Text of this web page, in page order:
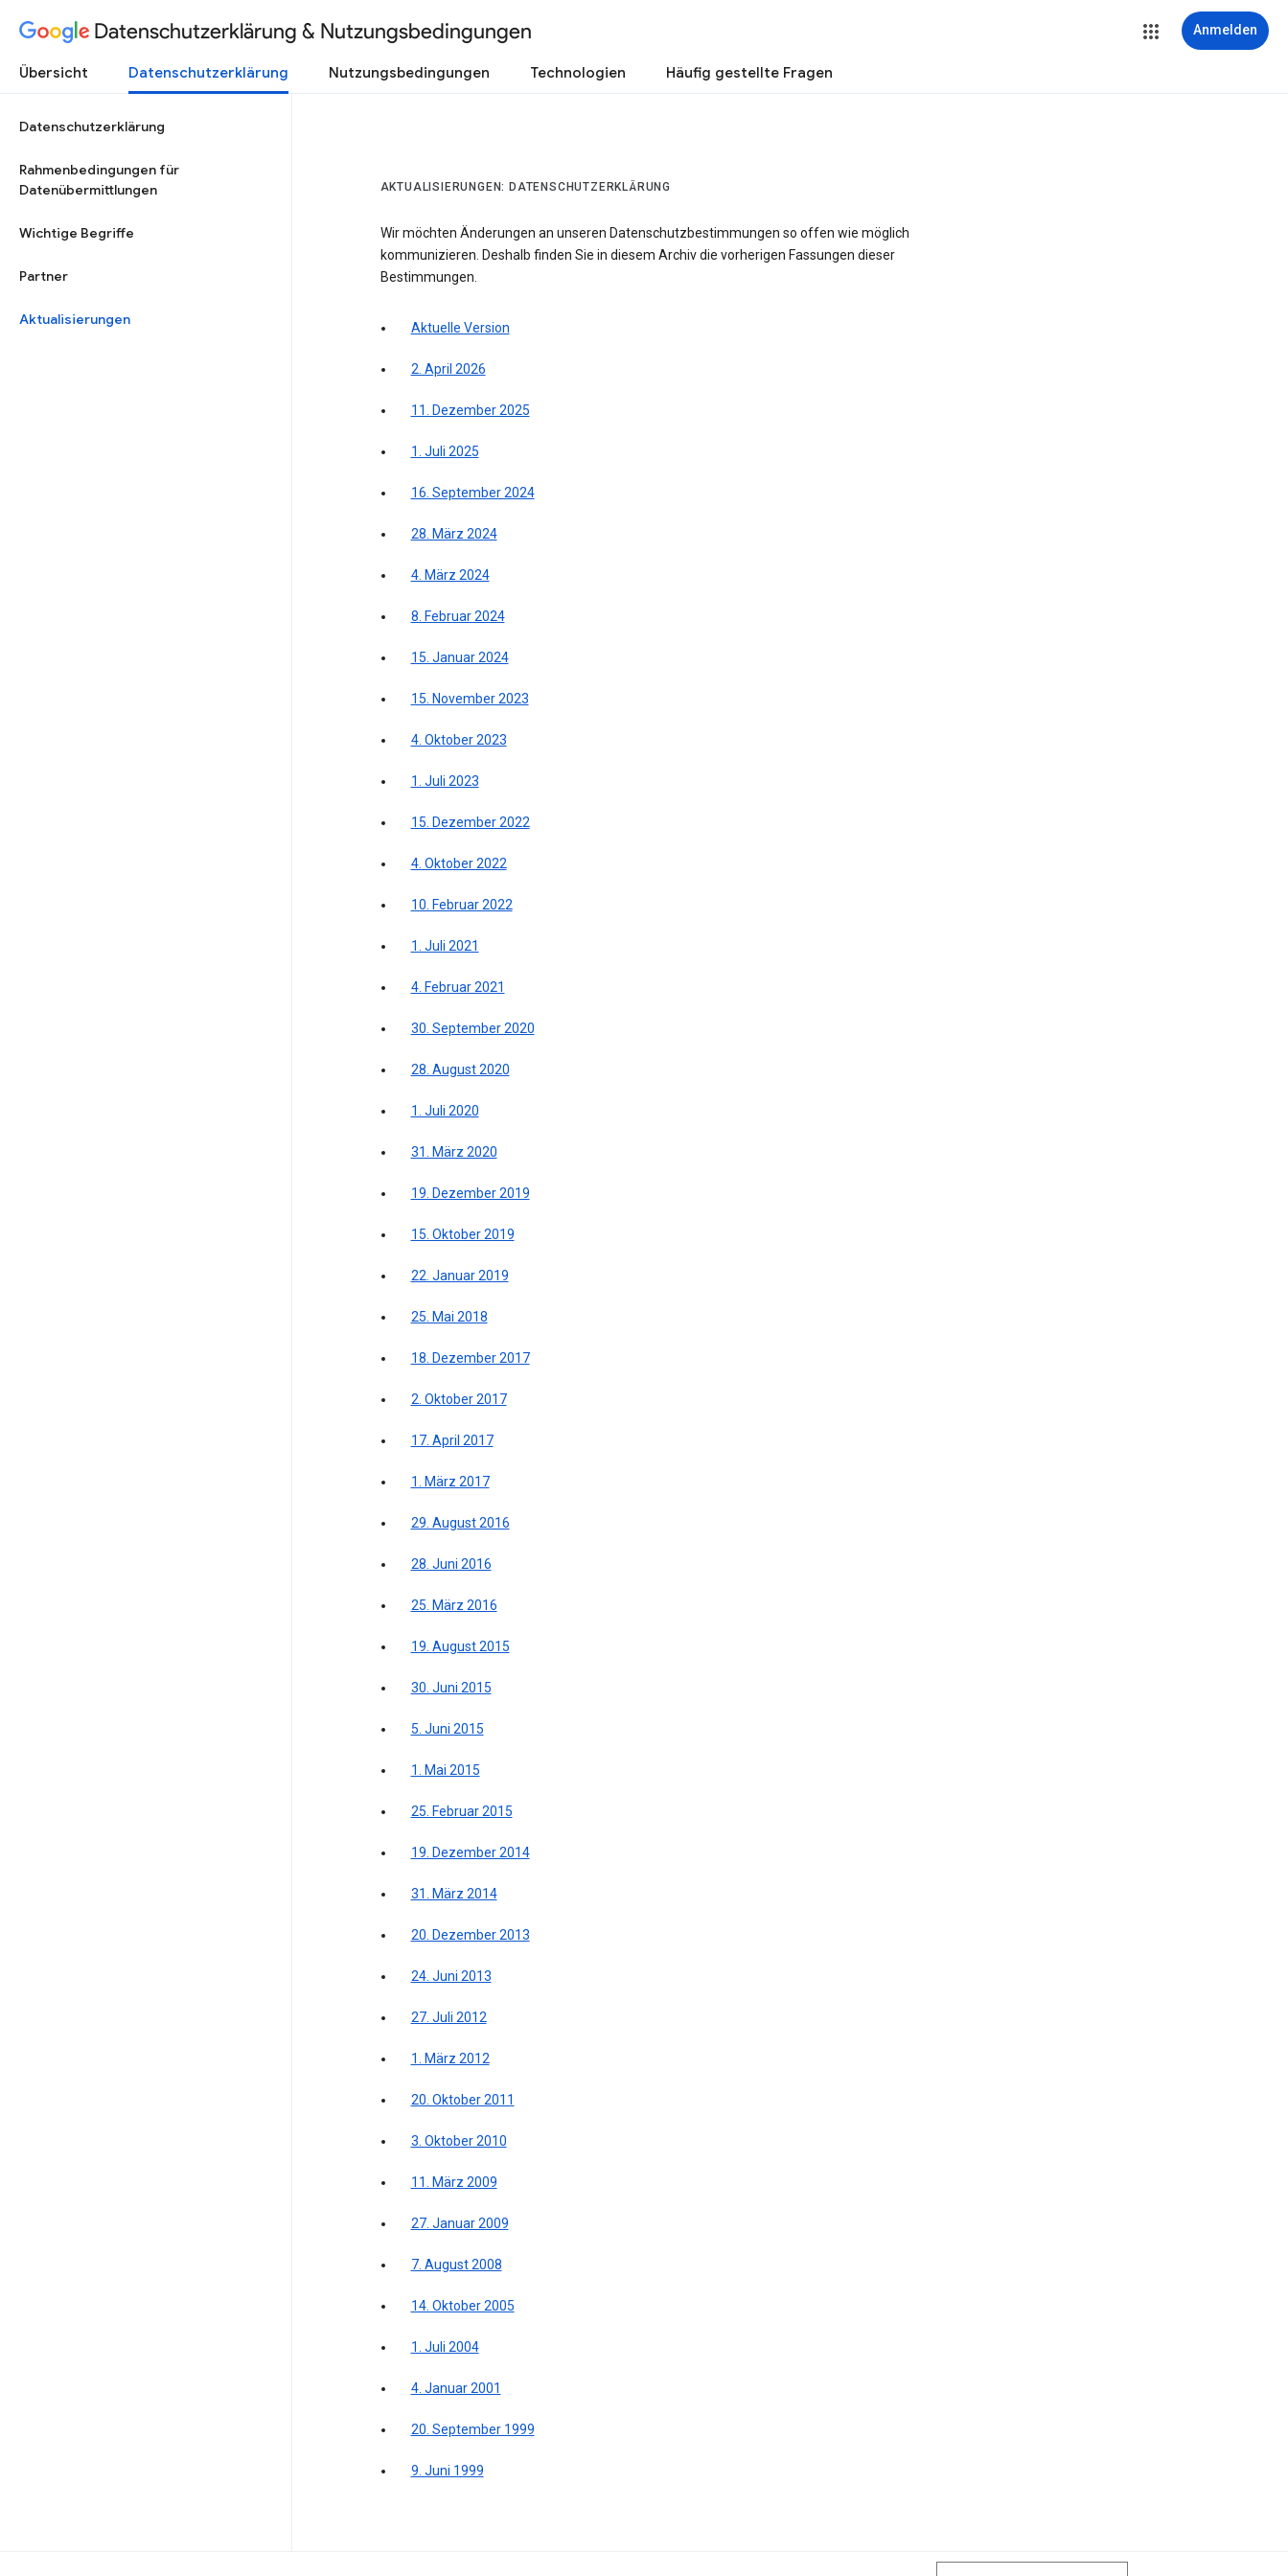
Datenschutzerklärung & Nutzungsbedingungen Anmelden
Übersicht Datenschutzerklärung Nutzungsbedingungen Technologien Häufig gestellte Fragen
Datenschutzerklärung
Rahmenbedingungen für
Datenübermittlungen
Wichtige Begriffe
Partner
Aktualisierungen
AKTUALISIERUNGEN: DATENSCHUTZERKLÄRUNG
Wir möchten Änderungen an unseren Datenschutzbestimmungen so offen wie möglich
kommunizieren. Deshalb finden Sie in diesem Archiv die vorherigen Fassungen dieser
Bestimmungen.
Aktuelle Version
2. April 2026
11. Dezember 2025
1. Juli 2025
16. September 2024
28. März 2024
4. März 2024
8. Februar 2024
15. Januar 2024
15. November 2023
4. Oktober 2023
1. Juli 2023
15. Dezember 2022
4. Oktober 2022
10. Februar 2022
1. Juli 2021
4. Februar 2021
30. September 2020
28. August 2020
1. Juli 2020
31. März 2020
19. Dezember 2019
15. Oktober 2019
22. Januar 2019
25. Mai 2018
18. Dezember 2017
2. Oktober 2017
17. April 2017
1. März 2017
29. August 2016
28. Juni 2016
25. März 2016
19. August 2015
30. Juni 2015
5. Juni 2015
1. Mai 2015
25. Februar 2015
19. Dezember 2014
31. März 2014
20. Dezember 2013
24. Juni 2013
27. Juli 2012
1. März 2012
20. Oktober 2011
3. Oktober 2010
11. März 2009
27. Januar 2009
7. August 2008
14. Oktober 2005
1. Juli 2004
4. Januar 2001
20. September 1999
9. Juni 1999